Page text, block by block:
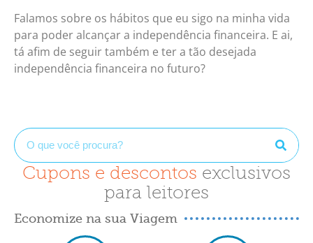
Falamos sobre os hábitos que eu sigo na minha vida
para poder alcançar a independência financeira. E ai,
tá afim de seguir também e ter a tão desejada
independência financeira no futuro?
Cupons e descontos exclusivos
para leitores
Economize na sua Viagem